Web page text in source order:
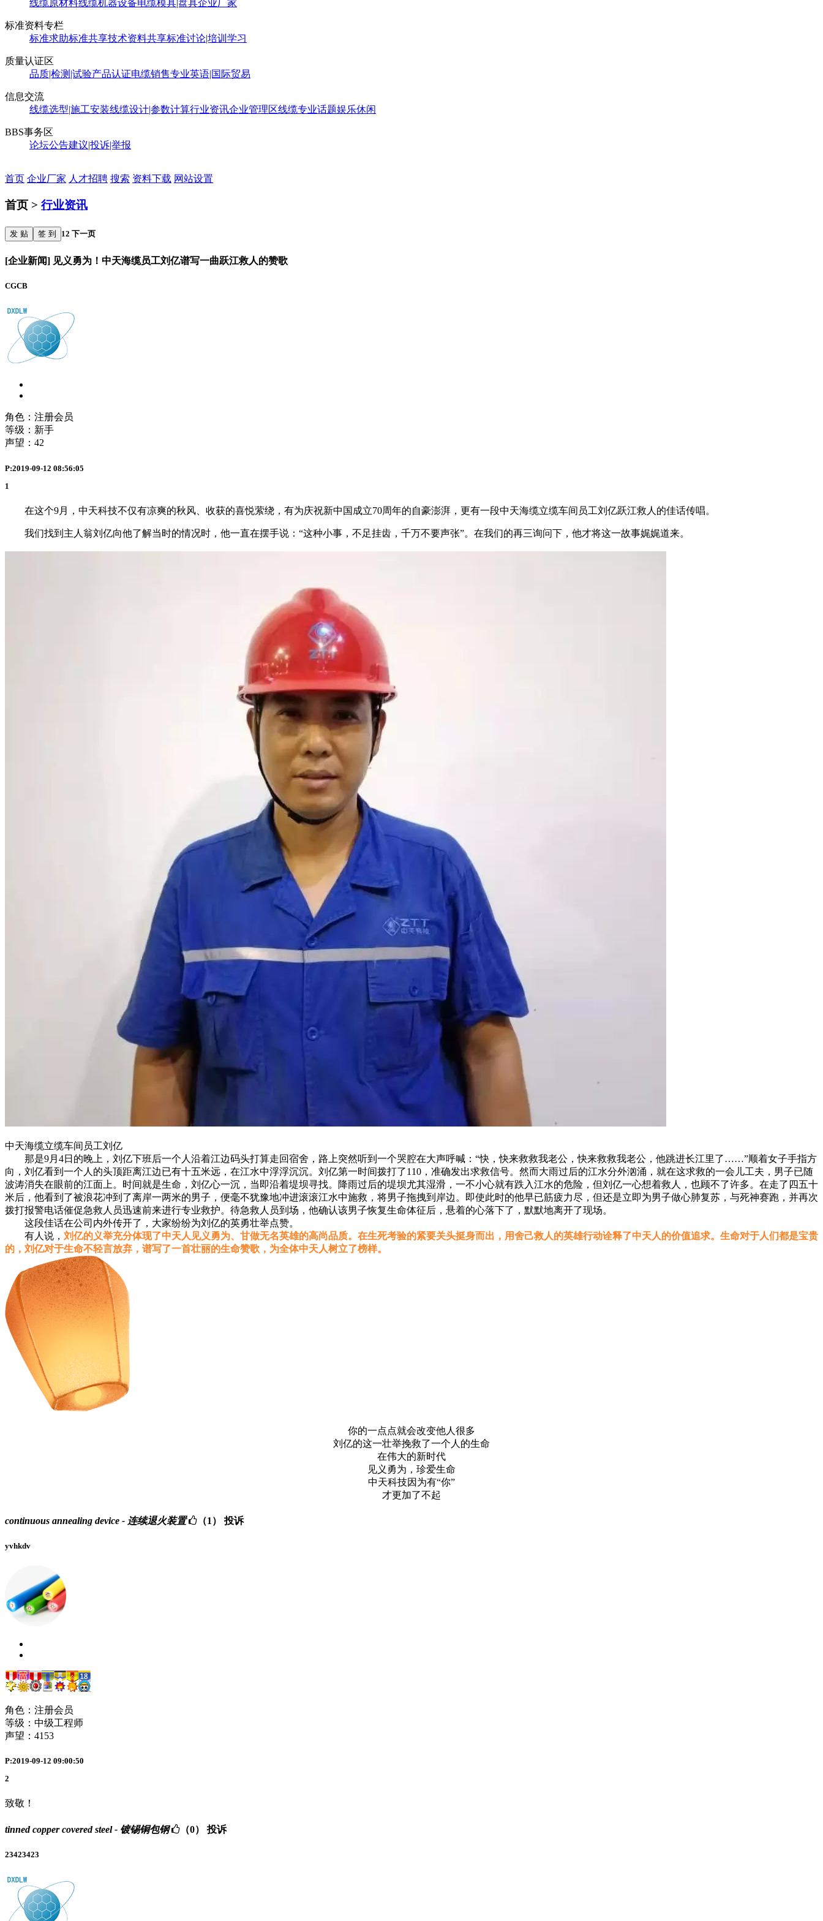
线缆原材料线缆机器设备电缆模具|盘具企业厂家
标准资料专栏
标准求助标准共享技术资料共享标准讨论|培训学习
质量认证区
品质|检测|试验产品认证电缆销售专业英语|国际贸易
信息交流
线缆选型|施工安装线缆设计|参数计算行业资讯企业管理区线缆专业话题娱乐休闲
BBS事务区
论坛公告建议|投诉|举报
首页 企业厂家 人才招聘 搜索 资料下载 网站设置
首页 > 行业资讯
发 贴 签 到 12 下一页
[企业新闻] 见义勇为！中天海缆员工刘亿谱写一曲跃江救人的赞歌
CGCB
角色：注册会员
等级：新手
声望： 42
P:2019-09-12 08:56:05
1
在这个9月，中天科技不仅有凉爽的秋风、收获的喜悦萦绕，有为庆祝新中国成立70周年的自豪澎湃，更有一段中天海缆立缆车间员工刘亿跃江救人的佳话传唱。
我们找到主人翁刘亿向他了解当时的情况时，他一直在摆手说：“这种小事，不足挂齿，千万不要声张”。在我们的再三询问下，他才将这一故事娓娓道来。
中天海缆立缆车间员工刘亿
那是9月4日的晚上，刘亿下班后一个人沿着江边码头打算走回宿舍，路上突然听到一个哭腔在大声呼喊：“快，快来救救我老公，快来救救我老公，他跳进长江里了……”顺着女子手指方
向，刘亿看到一个人的头顶距离江边已有十五米远，在江水中浮浮沉沉。刘亿第一时间拨打了110，准确发出求救信号。然而大雨过后的江水分外汹涌，就在这求救的一会儿工夫，男子已随
波涛消失在眼前的江面上。时间就是生命，刘亿心一沉，当即沿着堤坝寻找。降雨过后的堤坝尤其湿滑，一不小心就有跌入江水的危险，但刘亿一心想着救人，也顾不了许多。在走了四五十
米后，他看到了被浪花冲到了离岸一两米的男子，便毫不犹豫地冲进滚滚江水中施救，将男子拖拽到岸边。即使此时的他早已筋疲力尽，但还是立即为男子做心肺复苏，与死神赛跑，并再次
拨打报警电话催促急救人员迅速前来进行专业救护。待急救人员到场，他确认该男子恢复生命体征后，悬着的心落下了，默默地离开了现场。
这段佳话在公司内外传开了，大家纷纷为刘亿的英勇壮举点赞。
有人说， 刘亿的义举充分体现了中天人见义勇为、甘做无名英雄的高尚品质。在生死考验的紧要关头挺身而出，用舍己救人的英雄行动诠释了中天人的价值追求。生命对于人们都是宝贵
的，刘亿对于生命不轻言放弃，谱写了一首壮丽的生命赞歌，为全体中天人树立了榜样。
你的一点点就会改变他人很多
刘亿的这一壮举挽救了一个人的生命
在伟大的新时代
见义勇为，珍爱生命
中天科技因为有“你”
才更加了不起
continuous annealing device - 连续退火装置 （1） 投诉
yvhkdv
角色：注册会员
等级：中级工程师
声望： 4153
P:2019-09-12 09:00:50
2
致敬！
tinned copper covered steel - 镀锡铜包钢 （0） 投诉
23423423